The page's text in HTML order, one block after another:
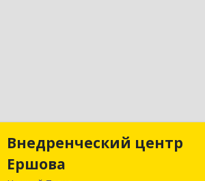
Внедренческий центр
Ершова
Внедренческий центр